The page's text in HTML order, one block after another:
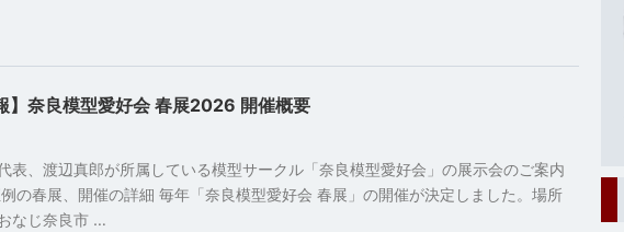
】奈良模型愛好会 春展2026 開催概要
表、渡辺真郎が所属している模型サークル「奈良模型愛好会」の展示会のご案内
の春展、開催の詳細 毎年「奈良模型愛好会 春展」の開催が決定しました。場所
なじ奈良市 …